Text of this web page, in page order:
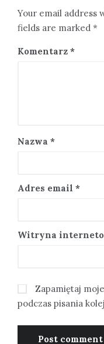
Your email address
fields are marked *
Komentarz *
Nazwa *
Adres email *
Witryna
Zapamiętaj
podczas pisania